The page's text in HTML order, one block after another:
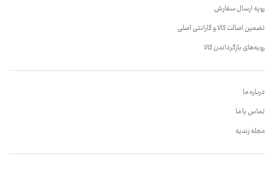
رویه ارسال سفارش
تضمین اصالت کالا و گارانتی اصلی
رویه‌های بازگرداندن کالا
درباره ما
تماس با ما
مجله زندیه